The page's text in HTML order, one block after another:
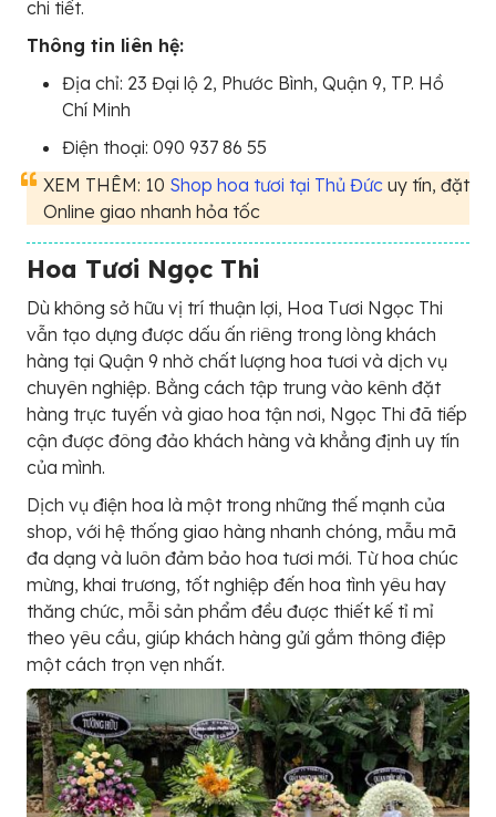
chi tiết.
Thông tin liên hệ:
Địa chỉ: 23 Đại lộ 2, Phước Bình, Quận 9, TP. Hồ
Chí Minh
Điện thoại: 090 937 86 55
XEM THÊM: 10 Shop hoa tươi tại Thủ Đức uy tín, đặt
Online giao nhanh hỏa tốc
Hoa Tươi Ngọc Thi
Dù không sở hữu vị trí thuận lợi, Hoa Tươi Ngọc Thi
vẫn tạo dựng được dấu ấn riêng trong lòng khách
hàng tại Quận 9 nhờ chất lượng hoa tươi và dịch vụ
chuyên nghiệp. Bằng cách tập trung vào kênh đặt
hàng trực tuyến và giao hoa tận nơi, Ngọc Thi đã tiếp
cận được đông đảo khách hàng và khẳng định uy tín
của mình.
Dịch vụ điện hoa là một trong những thế mạnh của
shop, với hệ thống giao hàng nhanh chóng, mẫu mã
đa dạng và luôn đảm bảo hoa tươi mới. Từ hoa chúc
mừng, khai trương, tốt nghiệp đến hoa tình yêu hay
thăng chức, mỗi sản phẩm đều được thiết kế tỉ mỉ
theo yêu cầu, giúp khách hàng gửi gắm thông điệp
một cách trọn vẹn nhất.